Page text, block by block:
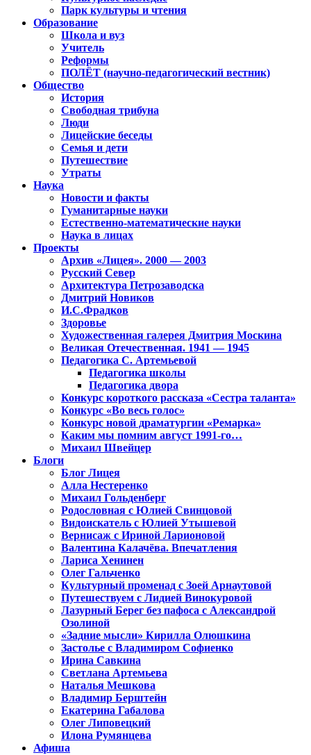
Парк культуры и чтения
Образование
Школа и вуз
Учитель
Реформы
ПОЛЁТ (научно-педагогический вестник)
Общество
История
Свободная трибуна
Люди
Лицейские беседы
Семья и дети
Путешествие
Утраты
Наука
Новости и факты
Гуманитарные науки
Естественно-математические науки
Наука в лицах
Проекты
Архив «Лицея». 2000 — 2003
Русский Север
Архитектура Петрозаводска
Дмитрий Новиков
И.С.Фрадков
Здоровье
Художественная галерея Дмитрия Москина
Великая Отечественная. 1941 — 1945
Педагогика С. Артемьевой
Педагогика школы
Педагогика двора
Конкурс короткого рассказа «Сестра таланта»
Конкурс «Во весь голос»
Конкурс новой драматургии «Ремарка»
Каким мы помним август 1991-го…
Михаил Швейцер
Блоги
Блог Лицея
Алла Нестеренко
Михаил Гольденберг
Родословная с Юлией Свинцовой
Видоискатель с Юлией Утышевой
Вернисаж с Ириной Ларионовой
Валентина Калачёва. Впечатления
Лариса Хенинен
Олег Гальченко
Культурный променад с Зоей Арнаутовой
Путешествуем с Лидией Винокуровой
Лазурный Берег без пафоса с Александрой
Озолиной
«Задние мысли» Кирилла Олюшкина
Застолье с Владимиром Софиенко
Ирина Савкина
Светлана Артемьева
Наталья Мешкова
Владимир Берштейн
Екатерина Габалова
Олег Липовецкий
Илона Румянцева
Афиша